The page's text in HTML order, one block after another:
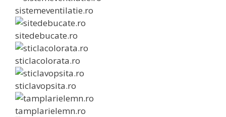
sistemeventilatie.ro
sitedebucate.ro
sticlacolorata.ro
sticlavopsita.ro
tamplarielemn.ro